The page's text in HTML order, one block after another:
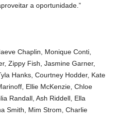
a oportunidade.”
Chaplin, Monique Conti,
Zippy Fish, Jasmine Garner,
Hanks, Courtney Hodder, Kate
Ellie McKenzie, Chloe
Randall, Ash Riddell, Ella
Smith, Mim Strom, Charlie